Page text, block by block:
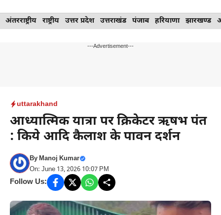
Skip
to
अंतरराष्ट्रीय राष्ट्रीय उत्तर प्रदेश उत्तराखंड पंजाब हरियाणा झारखण्ड
---Advertisement---
uttarakhand
आध्यात्मिक यात्रा पर क्रिकेटर ऋषभ पंत
: किये आदि कैलाश के पावन दर्शन
ByManoj Kumar
On: June 13, 2026 10:07 PM
Follow Us: